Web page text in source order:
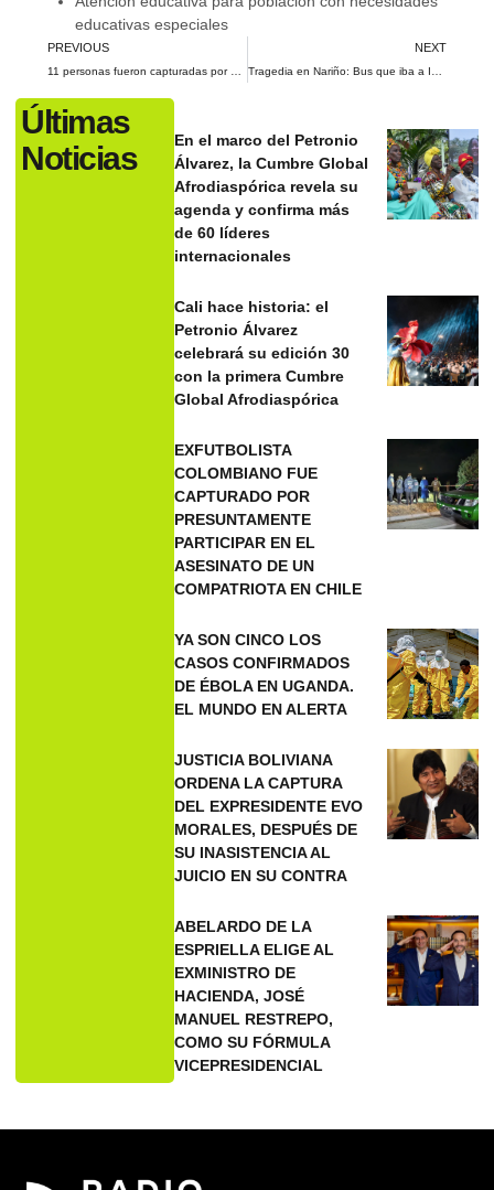
educativas especiales
PREVIOUS NEXT
Últimas
Noticias
En el marco del Petronio
Álvarez, la Cumbre Global
Afrodiaspórica revela su
agenda y confirma más
de 60 líderes
internacionales
Cali hace historia: el
Petronio Álvarez
celebrará su edición 30
con la primera Cumbre
Global Afrodiaspórica
EXFUTBOLISTA
COLOMBIANO FUE
CAPTURADO POR
PRESUNTAMENTE
PARTICIPAR EN EL
ASESINATO DE UN
COMPATRIOTA EN CHILE
YA SON CINCO LOS
CASOS CONFIRMADOS
DE ÉBOLA EN UGANDA.
EL MUNDO EN ALERTA
JUSTICIA BOLIVIANA
ORDENA LA CAPTURA
DEL EXPRESIDENTE EVO
MORALES, DESPUÉS DE
SU INASISTENCIA AL
JUICIO EN SU CONTRA
ABELARDO DE LA
ESPRIELLA ELIGE AL
EXMINISTRO DE
HACIENDA, JOSÉ
MANUEL RESTREPO,
COMO SU FÓRMULA
VICEPRESIDENCIAL